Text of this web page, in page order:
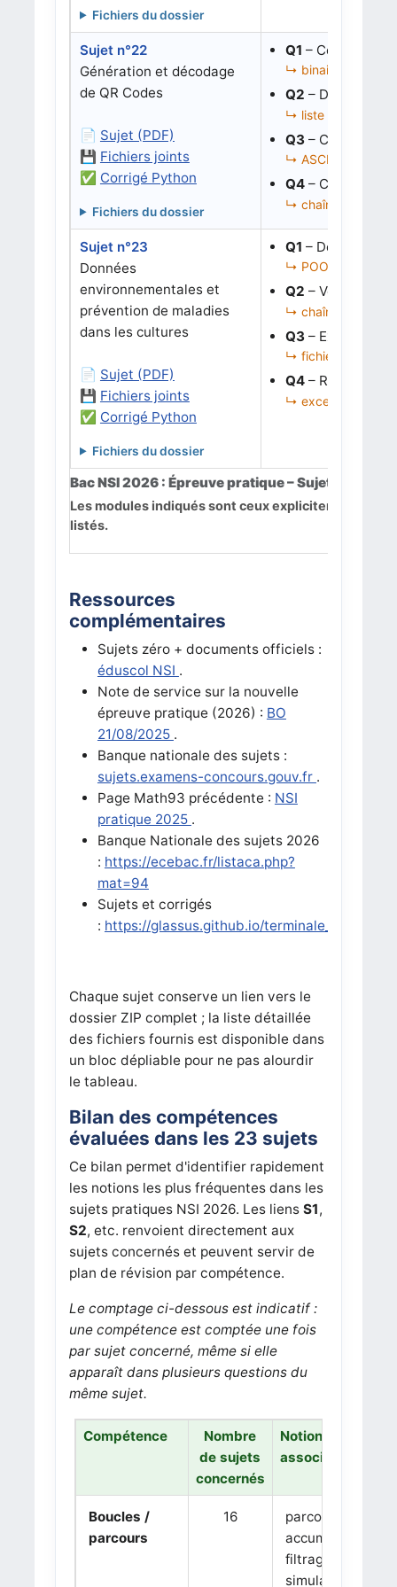
Bac NSI 2026 : Épreuve pratique – Sujets officiels
Les modules indiqués sont ceux explicitement
listés.
Fichiers du dossier
Sujet n°22
Génération et décodage
de QR Codes
📄 Sujet (PDF)
💾 Fichiers joints
✅ Corrigé Python
Fichiers du dossier
Q1 – Convertir
↳ binaire, tuple
Q2 – Décoder
↳ liste de tuples,
Q3 – Corriger la
↳ ASCII,
Q4 – Corriger la
↳ chaînes,
Sujet n°23
Données
environnementales et
prévention de maladies
dans les cultures
📄 Sujet (PDF)
💾 Fichiers joints
✅ Corrigé Python
Fichiers du dossier
Q1 – Décoder
↳ POO, binaire,
Q2 – Vérifier les
↳ chaînes de bits,
Q3 – Exécuter
↳ fichiers texte,
Q4 – Rendre la
↳ exceptions,
Ressources
complémentaires
Sujets zéro + documents officiels :
éduscol NSI .
Note de service sur la nouvelle
épreuve pratique (2026) : BO
21/08/2025 .
Banque nationale des sujets :
sujets.examens-concours.gouv.fr .
Page Math93 précédente : NSI
pratique 2025 .
Banque Nationale des sujets 2026
: https://ecebac.fr/listaca.php?
mat=94
Sujets et corrigés
: https://glassus.github.io/terminale_nsi/
Chaque sujet conserve un lien vers le
dossier ZIP complet ; la liste détaillée
des fichiers fournis est disponible dans
un bloc dépliable pour ne pas alourdir
le tableau.
Bilan des compétences
évaluées dans les 23 sujets
Ce bilan permet d'identifier rapidement
les notions les plus fréquentes dans les
sujets pratiques NSI 2026. Les liens S1,
S2, etc. renvoient directement aux
sujets concernés et peuvent servir de
plan de révision par compétence.
Le comptage ci-dessous est indicatif :
une compétence est comptée une fois
par sujet concerné, même si elle
apparaît dans plusieurs questions du
même sujet.
Compétence
Nombre
de sujets
concernés
Notions
associées
Boucles /
parcours
16
parcours,
accumulation,
filtrage,
simulation